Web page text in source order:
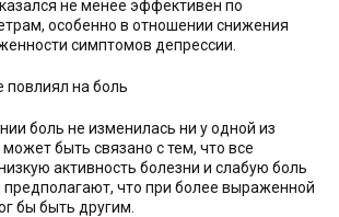
не менее эффективен по
особенно в отношении снижения
симптомов депрессии.
повлиял на боль
боль не изменилась ни у одной из
быть связано с тем, что все
активность болезни и слабую боль
предполагают, что при более выраженной
бы быть другим.